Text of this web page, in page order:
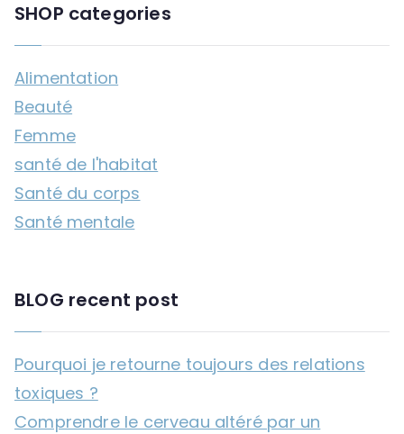
SHOP categories
Alimentation
Beauté
Femme
santé de l'habitat
Santé du corps
Santé mentale
BLOG recent post
Pourquoi je retourne toujours des relations
toxiques ?
Comprendre le cerveau altéré par un